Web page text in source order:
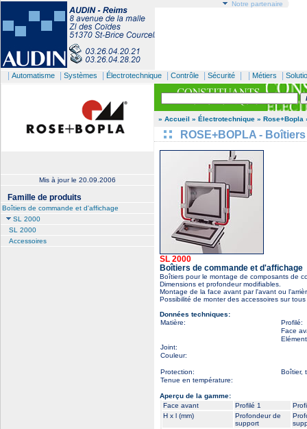
Notre partenaire
Automatisme Systèmes Électrotechnique Contrôle Sécurité Métiers
Mis à jour le 20.09.2006
Famille de produits
Boîtiers de commande et d'affichage
SL 2000
SL 2000
Accessoires
» Accueil » Électrotechnique » Rose+Bopla
ROSE+BOPLA -
SL 2000
Boîtiers de commande et d'affichage
Boîtiers pour le montage de composants de
Dimensions et profondeur modifiables.
Montage de la face avant par l'avant ou
Possibilité de monter des accessoires sur
Données techniques:
Matière:
Profilé:
Face
Joint:
Couleur:
Protection:
Boîtier,
Tenue en température:
Aperçu de la gamme:
Face avant
Profilé 1
H x l (mm)
Profondeur de
support